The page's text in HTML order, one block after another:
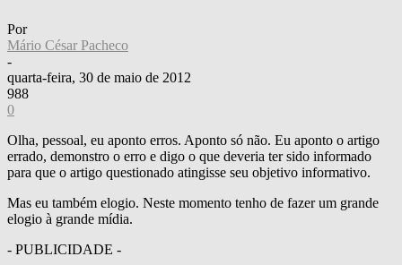
Por
Mário César Pacheco
-
quarta-feira, 30 de maio de 2012
988
0
Olha, pessoal, eu aponto erros. Aponto só não. Eu aponto o artigo
errado, demonstro o erro e digo o que deveria ter sido informado
para que o artigo questionado atingisse seu objetivo informativo.
Mas eu também elogio. Neste momento tenho de fazer um grande
elogio à grande mídia.
- PUBLICIDADE -